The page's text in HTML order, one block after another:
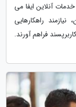
آنلاین ایفا می
راهکارهایی
فراهم آورند.